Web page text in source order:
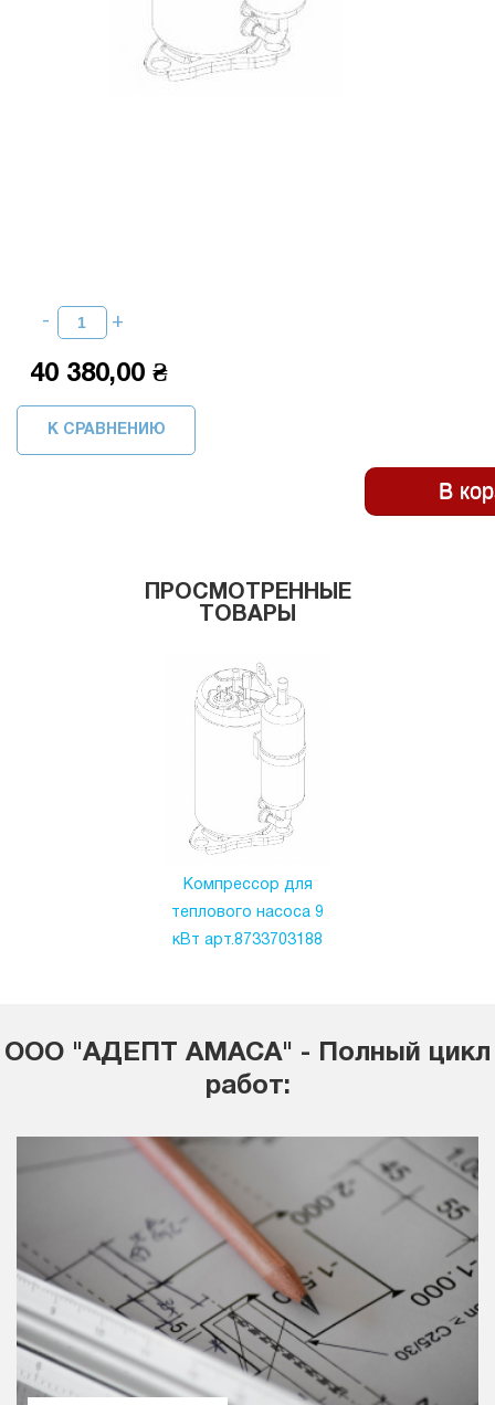
40 380,00 ₴
К СРАВНЕНИЮ
ПРОСМОТРЕННЫЕ
ТОВАРЫ
Компрессор для
теплового насоса 9
кВт арт.8733703188
ООО "АДЕПТ АМАСА" - Полный цикл
работ: